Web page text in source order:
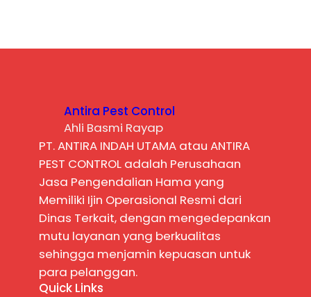
Antira Pest Control
Ahli Basmi Rayap
PT. ANTIRA INDAH UTAMA atau ANTIRA
PEST CONTROL adalah Perusahaan
Jasa Pengendalian Hama yang
Memiliki Ijin Operasional Resmi dari
Dinas Terkait, dengan mengedepankan
mutu layanan yang berkualitas
sehingga menjamin kepuasan untuk
para pelanggan.
Quick Links